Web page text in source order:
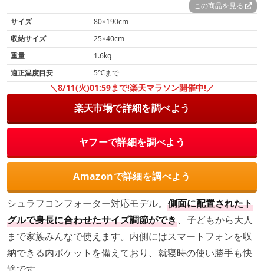
この商品を見る
サイズ
80×190cm
収納サイズ
25×40cm
重量
1.6kg
適正温度目安
5℃まで
＼8/11(火)01:59まで!楽天マラソン開催中!／
楽天市場で詳細を調べよう
ヤフーで詳細を調べよう
Amazonで詳細を調べよう
シュラフコンフォーター対応モデル。 側面に配置されたト
グルで身長に合わせたサイズ調節ができ、子どもから大人
まで家族みんなで使えます。内側にはスマートフォンを収
納できる内ポケットを備えており、就寝時の使い勝手も快